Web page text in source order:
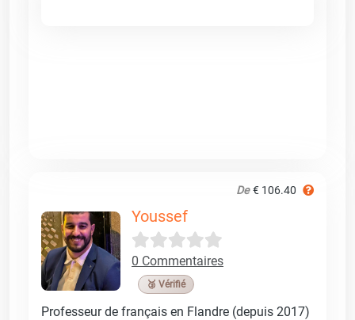
De € 106.40
Youssef
0 Commentaires
🥉 Vérifié
Professeur de français en Flandre (depuis 2017)